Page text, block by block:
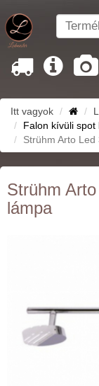
Itt vagyok
Falon kívüli
Strühm Arto
Strühm
lámpa